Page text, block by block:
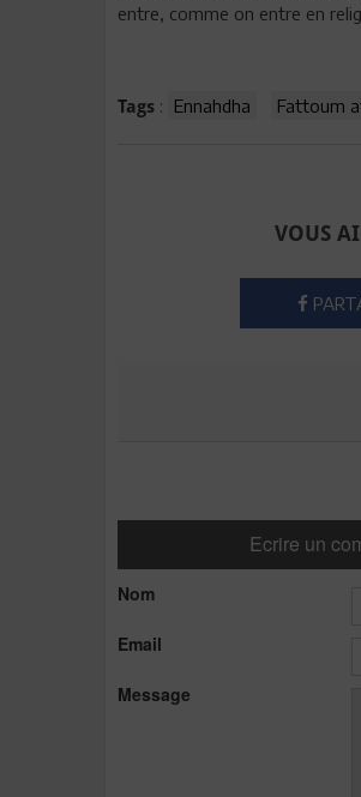
entre, comme on entre en
Tags : Ennahdha Fattoum
VOUS
Ecrire un
Nom
Email
Message